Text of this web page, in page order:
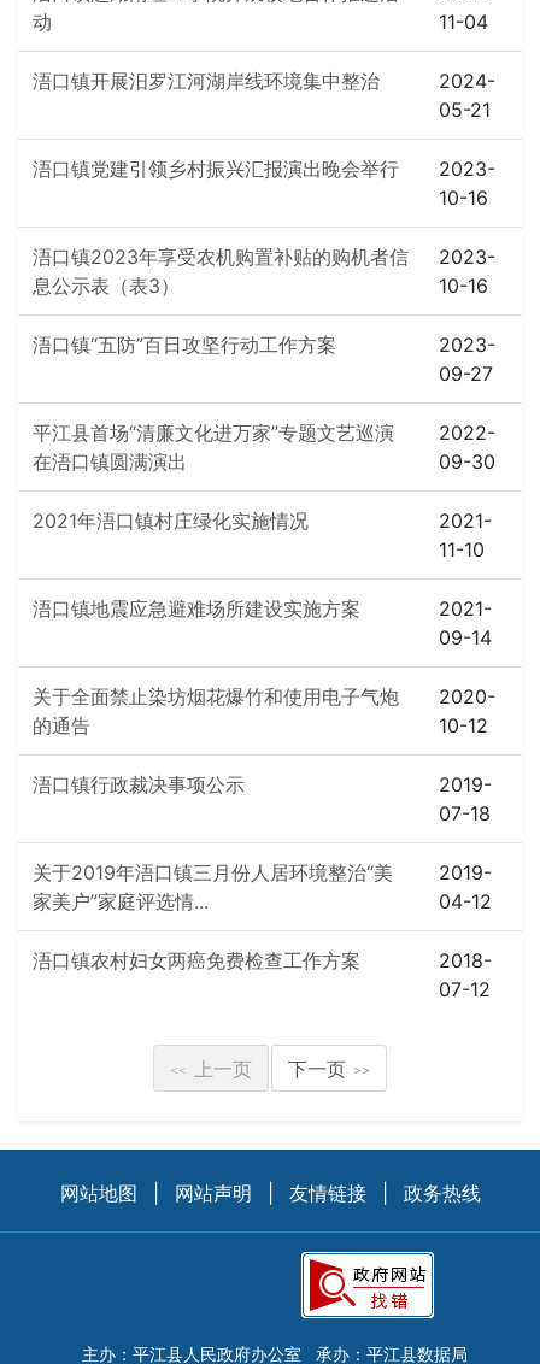
动
11-04
浯口镇开展汨罗江河湖岸线环境集中整治
2024-
05-21
浯口镇党建引领乡村振兴汇报演出晚会举行
2023-
10-16
浯口镇2023年享受农机购置补贴的购机者信
息公示表（表3）
2023-
10-16
浯口镇“五防”百日攻坚行动工作方案
2023-
09-27
平江县首场“清廉文化进万家”专题文艺巡演
在浯口镇圆满演出
2022-
09-30
2021年浯口镇村庄绿化实施情况
2021-
11-10
浯口镇地震应急避难场所建设实施方案
2021-
09-14
关于全面禁止染坊烟花爆竹和使用电子气炮
的通告
2020-
10-12
浯口镇行政裁决事项公示
2019-
07-18
关于2019年浯口镇三月份人居环境整治“美
家美户”家庭评选情...
2019-
04-12
浯口镇农村妇女两癌免费检查工作方案
2018-
07-12
<< 上一页 下一页 >>
网站地图 网站声明 友情链接 政务热线
主办：平江县人民政府办公室 承办：平江县数据局